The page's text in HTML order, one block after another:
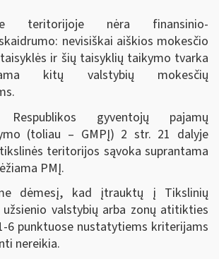
teritorijoje nėra finansinio-
nevisiškai aiškios mokesčio
ir šių taisyklių taikymo tvarka
kitų valstybių mokesčių
Respublikos gyventojų pajamų
(toliau – GMPĮ) 2 str. 21 dalyje
teritorijos sąvoka suprantama
PMĮ.
dėmesį, kad įtrauktų į Tikslinių
valstybių arba zonų atitikties
6 punktuose nustatytiems kriterijams
nereikia.